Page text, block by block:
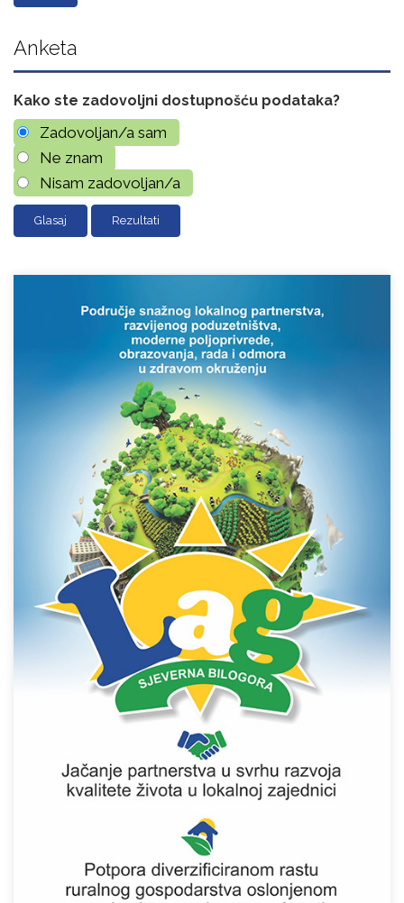
Anketa
Kako ste zadovoljni dostupnošću podataka?
Zadovoljan/a sam
Ne znam
Nisam zadovoljan/a
Rezultati